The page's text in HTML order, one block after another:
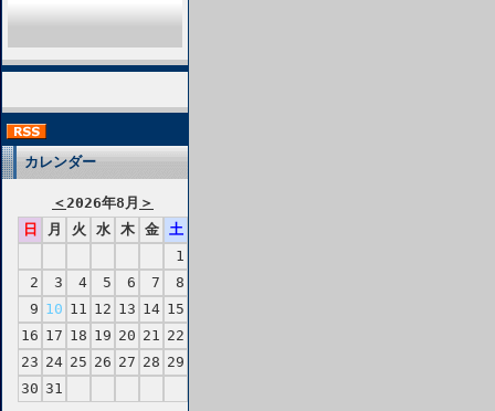
カレンダー
＜2026年8月 ＞
日
月 火 水 木 金
土
1
2
3 4 5 6 7
8
9 10 11 12 13 14 15
16 17 18 19 20 21 22
23 24 25 26 27 28 29
30 31